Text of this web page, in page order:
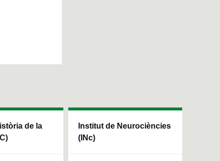
de la
Institut de Neurociències
(INc)